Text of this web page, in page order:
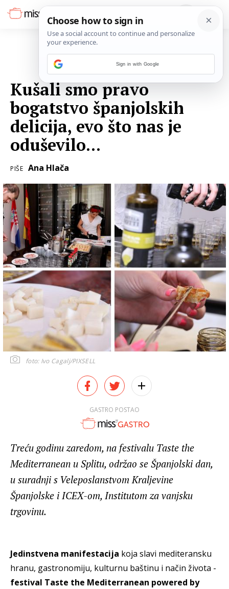
Kušali smo pravo
bogatstvo španjolskih
delicija, evo što nas je
oduševilo...
PIŠE Ana Hlača
foto: Ivo Cagalj/PIXSELL
GASTRO POSTAO
Treću godinu zaredom, na festivalu Taste the
Mediterranean u Splitu, održao se Španjolski dan,
u suradnji s Veleposlanstvom Kraljevine
Španjolske i ICEX-om, Institutom za vanjsku
trgovinu.
Jedinstvena manifestacija koja slavi mediteransku
hranu, gastronomiju, kulturnu baštinu i način života -
festival Taste the Mediterranean powered by
Sign in with Google